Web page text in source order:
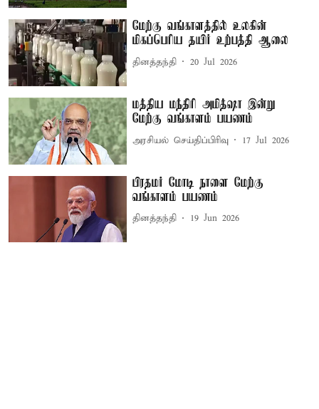
மேற்கு வங்காளத்தில் உலகின்
மிகப்பெரிய தயிர் உற்பத்தி ஆலை
தினத்தந்தி 20 Jul 2026
மத்திய மந்திரி அமித்ஷா இன்று
மேற்கு வங்காளம் பயணம்
அரசியல் செய்திப்பிரிவு 17 Jul 2026
பிரதமர் மோடி நாளை மேற்கு
வங்காளம் பயணம்
தினத்தந்தி 19 Jun 2026